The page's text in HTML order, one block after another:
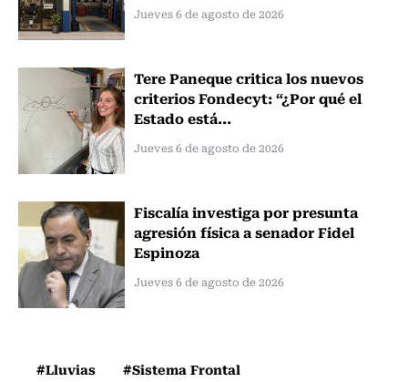
Jueves 6 de agosto de 2026
Tere Paneque critica los nuevos
criterios Fondecyt: “¿Por qué el
Estado está...
Jueves 6 de agosto de 2026
Fiscalía investiga por presunta
agresión física a senador Fidel
Espinoza
Jueves 6 de agosto de 2026
#Lluvias #Sistema Frontal